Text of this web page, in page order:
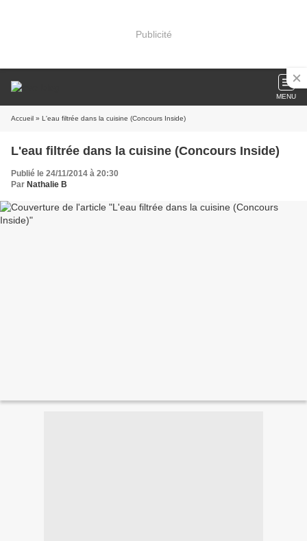
Publicité
MENU
Accueil » L'eau filtrée dans la cuisine (Concours Inside)
L'eau filtrée dans la cuisine (Concours Inside)
Publié le 24/11/2014 à 20:30
Par Nathalie B